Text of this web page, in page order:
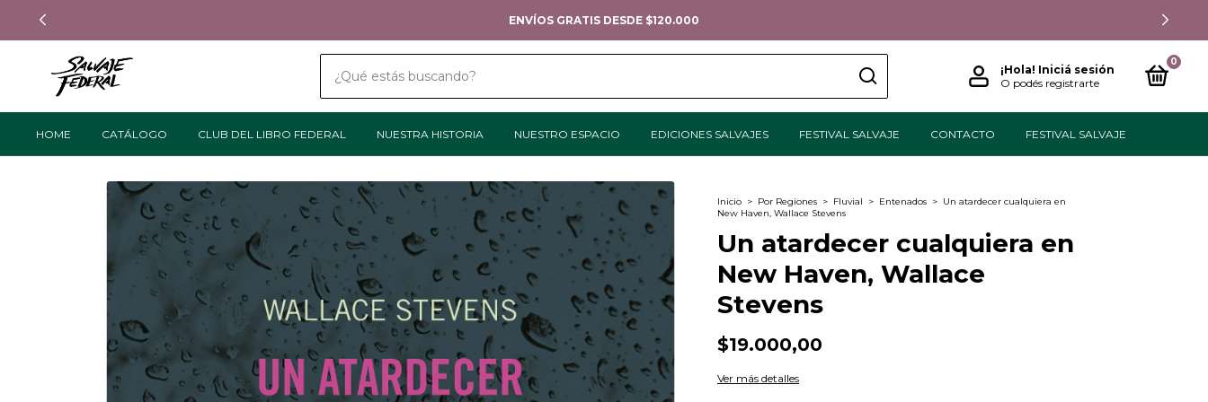
TODOS LOS MEDIOS DE PAGO
¡Hola! Iniciá sesión
O podés registrarte
0
HOME CATÁLOGO CLUB DEL LIBRO FEDERAL NUESTRA HISTORIA NUESTRO ESPACIO EDICIONES SALVAJES FESTIVAL SALVAJE CONTACTO FESTIVAL SALVAJE
Inicio > Por Regiones > Fluvial > Entenados > Un atardecer cualquiera en
New Haven, Wallace Stevens
Un atardecer cualquiera en
New Haven, Wallace
Stevens
$19.000,00
Ver más detalles